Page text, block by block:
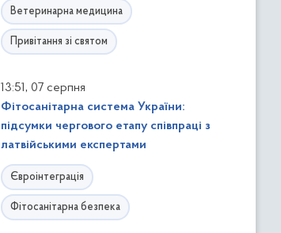
Ветеринарна медицина
Привітання зі святом
13:51, 07 серпня
Фітосанітарна система України:
підсумки чергового етапу співпраці з
латвійськими експертами
Євроінтеграція
Фітосанітарна безпека